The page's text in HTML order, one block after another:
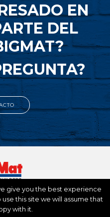
EN
DEL
Montmartre, 75009 Paris,
1 53 32 80 30
give you the best experience
this site we will assume that
with it.